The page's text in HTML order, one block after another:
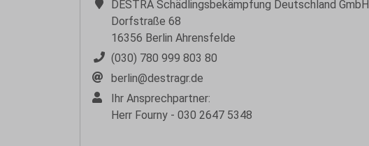
DESTRA Schädlingsbekämpfung Deutschland GmbH
Dorfstraße 68
16356 Berlin Ahrensfelde
(030) 780 999 803 80
berlin@destragr.de
Ihr Ansprechpartner:
Herr Fourny - 030 2647 5348